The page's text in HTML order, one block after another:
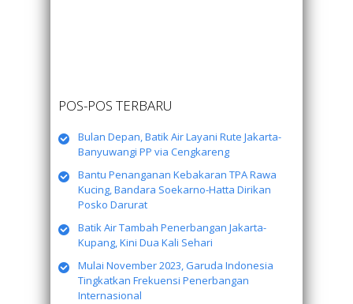
POS-POS TERBARU
Bulan Depan, Batik Air Layani Rute Jakarta-
Banyuwangi PP via Cengkareng
Bantu Penanganan Kebakaran TPA Rawa
Kucing, Bandara Soekarno-Hatta Dirikan
Posko Darurat
Batik Air Tambah Penerbangan Jakarta-
Kupang, Kini Dua Kali Sehari
Mulai November 2023, Garuda Indonesia
Tingkatkan Frekuensi Penerbangan
Internasional